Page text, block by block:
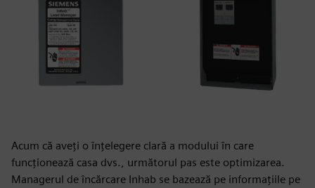
Acum că aveți o înțelegere clară a modului în care
funcționează casa dvs., următorul pas este optimizarea.
Managerul de încărcare Inhab se bazează pe informațiile pe